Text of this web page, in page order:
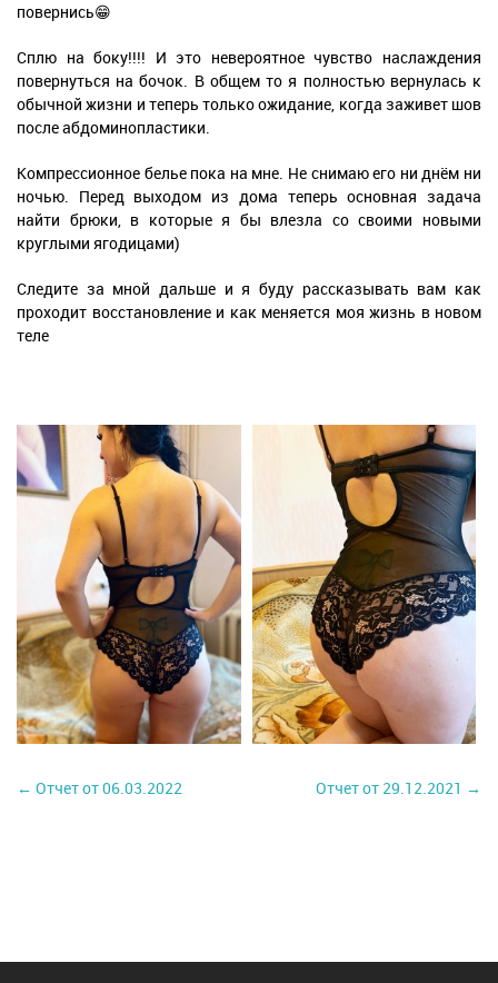
повернись😁
Сплю на боку!!!! И это невероятное чувство наслаждения
повернуться на бочок. В общем то я полностью вернулась к
обычной жизни и теперь только ожидание, когда заживет шов
после абдоминопластики.
Компрессионное белье пока на мне. Не снимаю его ни днём ни
ночью. Перед выходом из дома теперь основная задача
найти брюки, в которые я бы влезла со своими новыми
круглыми ягодицами)
Следите за мной дальше и я буду рассказывать вам как
проходит восстановление и как меняется моя жизнь в новом
теле
← Отчет от 06.03.2022 Отчет от 29.12.2021 →